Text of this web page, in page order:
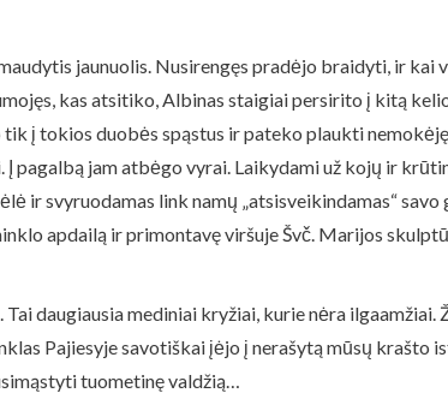
jaunuolis. Nusirengęs pradėjo braidyti, ir kai
kas atsitiko, Albinas staigiai persirito į kitą
į tokios duobės spąstus ir pateko plaukti
pagalbą jam atbėgo vyrai. Laikydami už kojų ir
ir svyruodamas link namų „atsisveikindamas“
apdailą ir primontavę viršuje Švč. Marijos
daugiausia mediniai kryžiai, kurie nėra
Pajiesyje savotiškai įėjo į nerašytą mūsų krašto
tuometinę valdžią…